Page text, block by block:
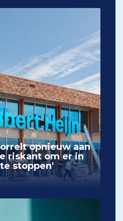
opnieuw aan
riskant om er in
stoppen'